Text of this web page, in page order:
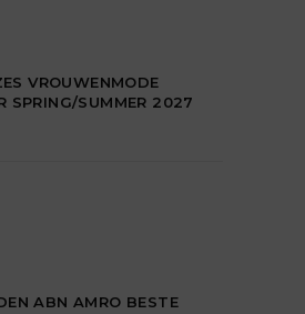
VROUWENMODE
SPRING/SUMMER 2027
ABN AMRO BESTE